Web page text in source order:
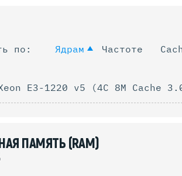
по: Ядрам Частоте
E3-1220 v5 (4C 8M Cache
ПАМЯТЬ (RAM)